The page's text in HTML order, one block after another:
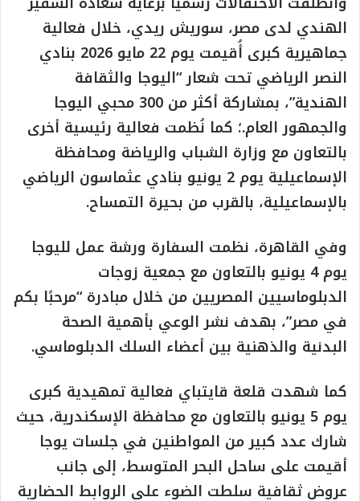
الهندي لدى مصر، سوريش ريدي، خلال فعالية
جماهيرية كبرى أُقيمت يوم 22 مايو 2026 بنادي
النصر الرياضي تحت شعار “اليوجا والثقافة
الهندية”، بمشاركة أكثر من 300 محبي اليوجا
والجمهور العام.؛ كما نُظمت فعالية رئيسية أخرى
بالتعاون مع وزارة الشباب والرياضة ومحافظة
الإسماعيلية يوم 2 يونيو بنادي عثماسون الرياضي
بالإسماعيلية، بالقرب من بحيرة التمساح.
وفي القاهرة، نظمت السفارة ورشة عمل لليوجا
يوم 4 يونيو بالتعاون مع جمعية زوجات
الدبلوماسيين المصريين من خلال مبادرة “مرحبًا بكم
في مصر”، بهدف نشر الوعي بأهمية الصحة
البدنية والذهنية بين أعضاء السلك الدبلوماسي.
كما شهدت قلعة قايتباي فعالية تمهيدية كبرى
يوم 5 يونيو بالتعاون مع محافظة الإسكندرية، حيث
شارك عدد كبير من المواطنين في جلسات يوجا
أقيمت على ساحل البحر المتوسط، إلى جانب
عروض ثقافية سلطت الضوء على الروابط الحضارية